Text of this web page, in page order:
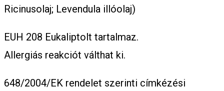
Ricinusolaj; Levendula illóolaj)
EUH 208 Eukaliptolt tartalmaz.
Allergiás reakciót válthat ki.
648/2004/EK rendelet szerinti címkézési